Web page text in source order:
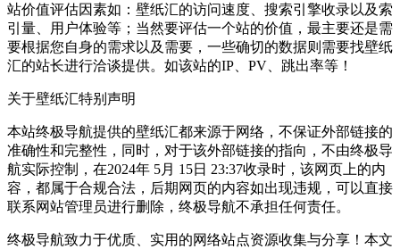
站价值评估因素如：壁纸汇的访问速度、搜索引擎收录以及索
引量、用户体验等；当然要评估一个站的价值，最主要还是需
要根据您自身的需求以及需要，一些确切的数据则需要找壁纸
汇的站长进行洽谈提供。如该站的IP、PV、跳出率等！
关于壁纸汇特别声明
本站终极导航提供的壁纸汇都来源于网络，不保证外部链接的
准确性和完整性，同时，对于该外部链接的指向，不由终极导
航实际控制，在2024年 5月 15日 23:37收录时，该网页上的内
容，都属于合规合法，后期网页的内容如出现违规，可以直接
联系网站管理员进行删除，终极导航不承担任何责任。
终极导航致力于优质、实用的网络站点资源收集与分享！ 本文